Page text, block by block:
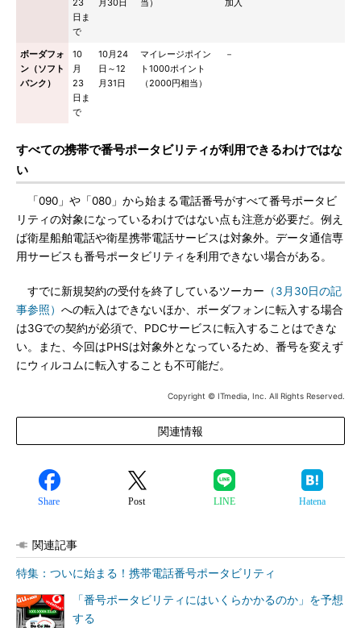
23
日ま
で
月30日 当） 加入
ボーダフォ
ン（ソフト
バンク）
10
月
23
日ま
で
10月24
日～12
月31日
マイレージポイン
ト1000ポイント
（2000円相当）
－
すべての携帯で番号ポータビリティが利用できるわけではな
い
「090」や「080」から始まる電話番号がすべて番号ポータビ
リティの対象になっているわけではない点も注意が必要だ。例え
ば衛星船舶電話や衛星携帯電話サービスは対象外。データ通信専
用サービスも番号ポータビリティを利用できない場合がある。
すでに新規契約の受付を終了しているツーカー （3月30日の記
事参照） への転入はできないほか、ボーダフォンに転入する場合
は3Gでの契約が必須で、PDCサービスに転入することはできな
い。また、今回はPHSは対象外となっているため、番号を変えず
にウィルコムに転入することも不可能だ。
Copyright © ITmedia, Inc. All Rights Reserved.
関連情報
Share Post LINE Hatena
関連記事
特集：ついに始まる！携帯電話番号ポータビリティ
「番号ポータビリティにはいくらかかるのか」を予想
する